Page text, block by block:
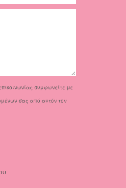
συμφωνείτε με
σας από αυτόν τον